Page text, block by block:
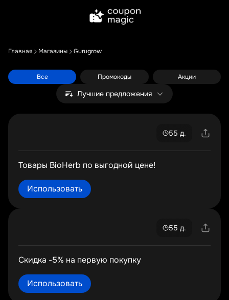
Главная Магазины Gurugrow
Все Промокоды Акции
Лучшие предложения
55 д.
Товары BioHerb по выгодной цене!
Использовать
55 д.
Скидка -5% на первую покупку
Использовать